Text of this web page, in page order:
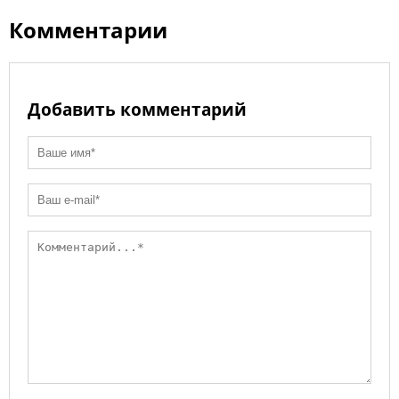
Комментарии
Добавить комментарий